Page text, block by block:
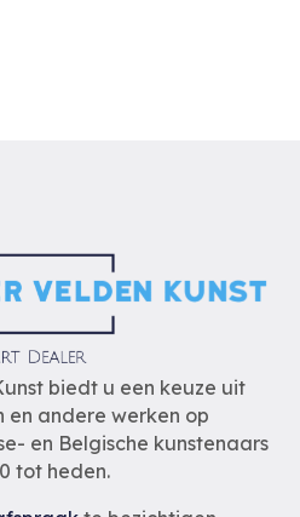
biedt u een keuze uit
en andere werken op
en Belgische kunstenaars
tot heden.